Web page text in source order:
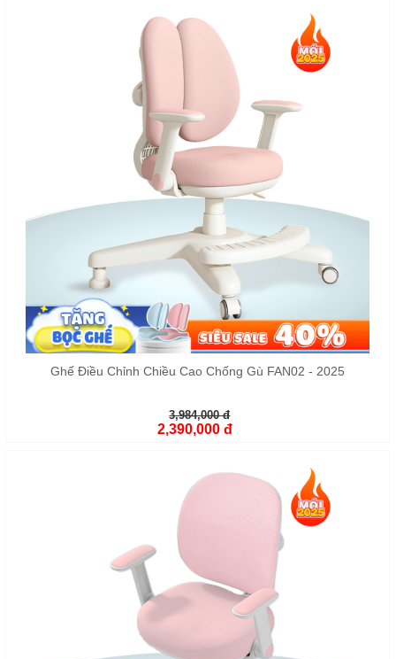
Ghế Điều Chỉnh Chiều Cao Chống Gù FAN02 - 2025
3,984,000 đ
2,390,000 đ